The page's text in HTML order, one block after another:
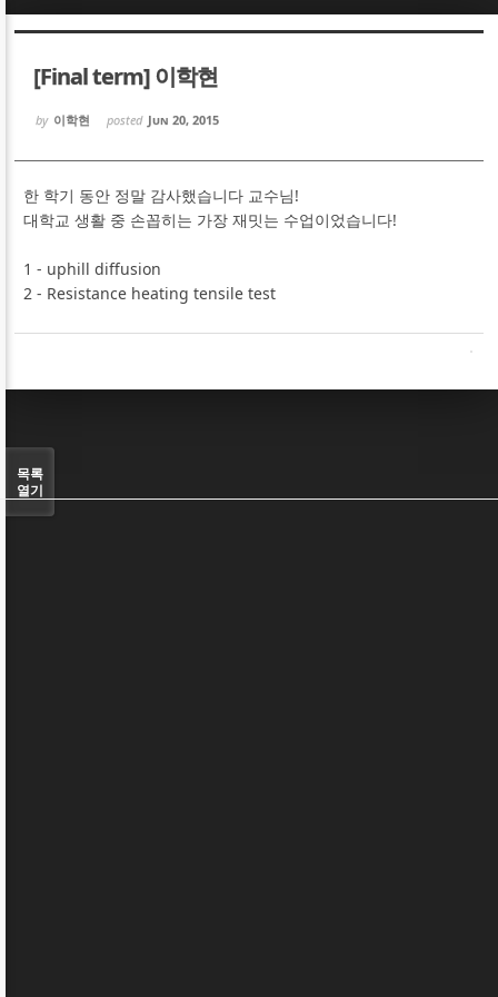
[Final term] 이학현
by 이학현 posted Jun 20, 2015
한 학기 동안 정말 감사했습니다 교수님!
대학교 생활 중 손꼽히는 가장 재밋는 수업이었습니다!
1 - uphill diffusion
2 - Resistance heating tensile test
목록
열기
Sketchbook5, 스케치북5
Sketchbook5, 스케치북5
Sketchbook5, 스케치북5
Sketchbook5, 스케치북5